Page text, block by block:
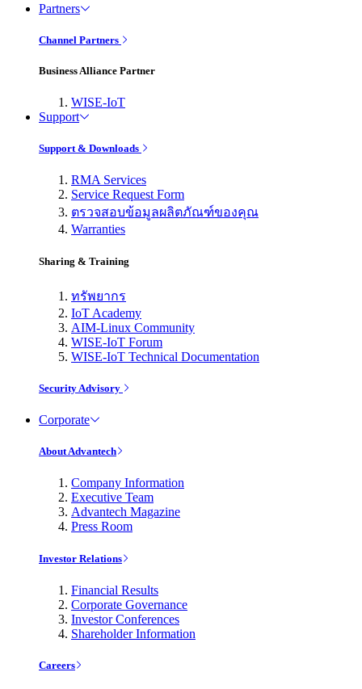
Partners
Channel Partners
Business Alliance Partner
WISE-IoT
Support
Support & Downloads
RMA Services
Service Request Form
ตรวจสอบข้อมูลผลิตภัณฑ์ของคุณ
Warranties
Sharing & Training
ทรัพยากร
IoT Academy
AIM-Linux Community
WISE-IoT Forum
WISE-IoT Technical Documentation
Security Advisory
Corporate
About Advantech
Company Information
Executive Team
Advantech Magazine
Press Room
Investor Relations
Financial Results
Corporate Governance
Investor Conferences
Shareholder Information
Careers